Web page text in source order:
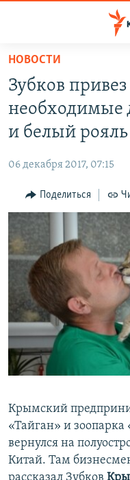
Вернуться
основному
содержанию
Вернутся
главной
навигации
Вернутся
поиску
НОВОСТИ
СПЕЦПРОЕКТЫ
ГРУЗ 200
11 ЛЕТ ОККУПАЦИИ
ВОДА
ЕЩЕ
ИНТЕРАКТИВ
ТЕЛЕПРОЕКТ
СОВЕТЫ
ПРОПАВШИЕ БЕЗ ВЕСТИ
ПОБЕДИТЕЛЕЙ НЕ СУДЯТ?
КРЫМ.НЕПОКОРЕННЫЙ
ELIFBE
РАДІО СВОБОДА
КАК ОБОЙТИ
Українською
Qırımtatar
ПРИСОЕДИНЯЙТЕСЬ!
Все сайты RFE/RL
НОВОСТИ
Зубков
необходимые
и белый рояль
06 декабря 2017, 07:15
Поделиться
Крымский
«Тайган» и зоопарка
вернулся на
Китай. Там